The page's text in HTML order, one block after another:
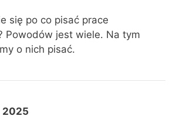
się po co pisać prace
Powodów jest wiele. Na tym
o nich pisać.
2025